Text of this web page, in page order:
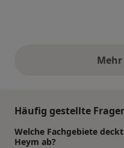
Häufig gestellte
Welche Fachgebiete
Heym ab?